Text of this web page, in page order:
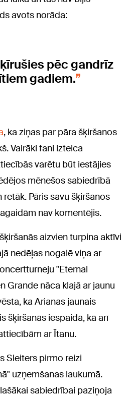
avots norāda:
pēc gandrīz
gadiem.
, ka ziņas par pāra šķiršanos
Vairāki fani izteica
varētu būt iestājies
mēnešos sabiedrībā
Pāris savu šķiršanos
nav komentējis.
aizvien turpina aktīvi
nedēļas nogalē viņa ar
"Eternal
Grande nāca klajā ar jaunu
ka Arianas jaunais
šķiršanās iespaidā, kā arī
ar Ītanu.
Sleiters pirmo reizi
uzņemšanas laukumā.
sabiedrībai paziņoja